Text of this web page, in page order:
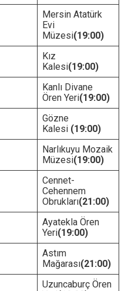
Mersin Atatürk
Evi
Müzesi(19:00)
Kız
Kalesi(19:00)
Kanlı Divane
Ören Yeri(19:00)
Gözne
Kalesi (19:00)
Narlıkuyu Mozaik
Müzesi(19:00)
Cennet-
Cehennem
Obrukları(21:00)
Ayatekla Ören
Yeri(19:00)
Astım
Mağarası(21:00)
Uzuncaburç Ören